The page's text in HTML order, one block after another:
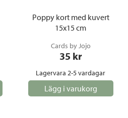
Poppy kort med kuvert
15x15 cm
Cards by Jojo
35 kr
Lagervara 2-5 vardagar
Lägg i varukorg